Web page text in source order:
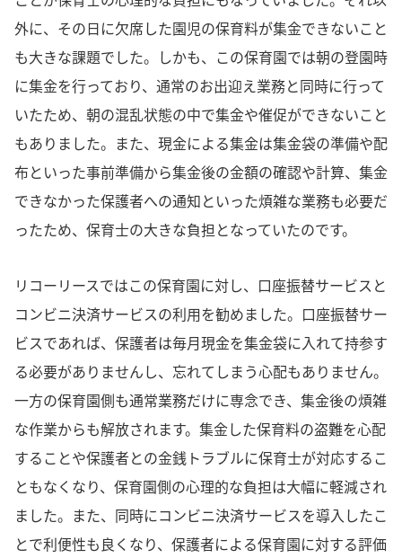
外に、その日に欠席した園児の保育料が集金できないこと
も大きな課題でした。しかも、この保育園では朝の登園時
に集金を行っており、通常のお出迎え業務と同時に行って
いたため、朝の混乱状態の中で集金や催促ができないこと
もありました。また、現金による集金は集金袋の準備や配
布といった事前準備から集金後の金額の確認や計算、集金
できなかった保護者への通知といった煩雑な業務も必要だ
ったため、保育士の大きな負担となっていたのです。
リコーリースではこの保育園に対し、口座振替サービスと
コンビニ決済サービスの利用を勧めました。口座振替サー
ビスであれば、保護者は毎月現金を集金袋に入れて持参す
る必要がありませんし、忘れてしまう心配もありません。
一方の保育園側も通常業務だけに専念でき、集金後の煩雑
な作業からも解放されます。集金した保育料の盗難を心配
することや保護者との金銭トラブルに保育士が対応するこ
ともなくなり、保育園側の心理的な負担は大幅に軽減され
ました。また、同時にコンビニ決済サービスを導入したこ
とで利便性も良くなり、保護者による保育園に対する評価